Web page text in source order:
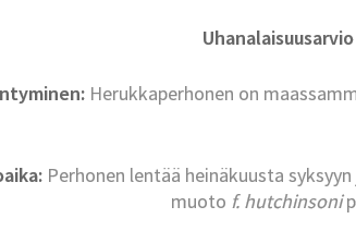
Herukkaperhonen on
Perhonen lentää heinäkuusta
muoto f. hutchinsoni